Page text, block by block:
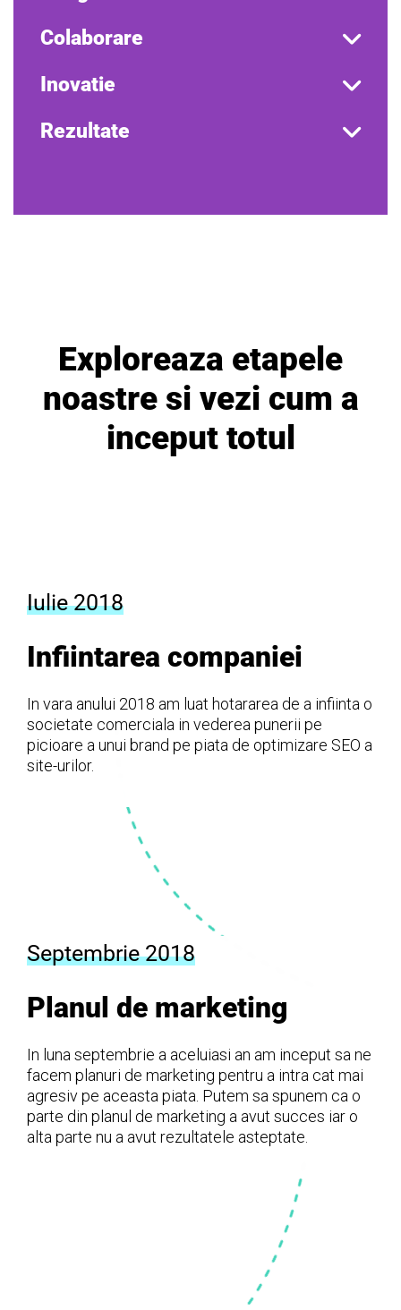
Colaborare
Inovatie
Rezultate
Exploreaza etapele
noastre si vezi cum a
inceput totul
Iulie 2018
Infiintarea companiei
In vara anului 2018 am luat hotararea de a infiinta o
societate comerciala in vederea punerii pe
picioare a unui brand pe piata de optimizare SEO a
site-urilor.
Septembrie 2018
Planul de marketing
In luna septembrie a aceluiasi an am inceput sa ne
facem planuri de marketing pentru a intra cat mai
agresiv pe aceasta piata. Putem sa spunem ca o
parte din planul de marketing a avut succes iar o
alta parte nu a avut rezultatele asteptate.